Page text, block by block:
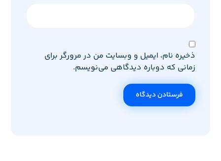
ذخیره نام، ایمیل و وبسایت من در مرورگر برای
زمانی که دوباره دیدگاهی می‌نویسم.
فرستادن دیدگاه